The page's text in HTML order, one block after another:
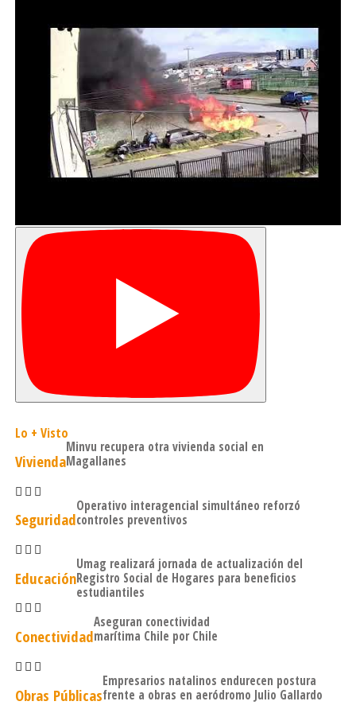
entre Hornillas y Manantiales beneficia con mayor
seguridad a cientos de vecinos residentes las
poblaciones “Cardenal Silva Henríquez”, “Lomas de
Manantial”, “Villa Split”, “Villa Suiza”, “Alto Magallanes”, y el
“El ovejero”, como así también al “Establecimiento de
Larga Estadía de Adulto Mayores (ELEAM)”, el jardín
infantil de Integra “Vientos de Sur” y la escuela de
lenguaje “Pasitos”, entre otros establecimientos
En materia de la obra, para el sector visitado, informaron
que se realiza un perfilamiento del cauce para mejorar la
capacidad hidráulica, junto con la instalación de muros de
hormigón y enrocados, evitando la socavación de los
taludes producto de las crecidas.
Además, desde el punto de vista paisajístico se
consideran veredas, hormigón estampado, mobiliario
urbano, juegos infantiles, luminarias y árboles.
Cabe destacar que la Dirección de Obras Hidráulicas del
Ministerio de Obras Públicas, se encuentra trabajando
igualmente en el desarrollo del mejoramiento del cauce
Chorrillo Magdalena, cuya licitación pública está
programada para diciembre de 2026.
Lo + Visto
Vivienda
Minvu recupera otra vivienda social en
Magallanes
Seguridad
Operativo interagencial simultáneo reforzó
controles preventivos
Educación
Umag realizará jornada de actualización del
Registro Social de Hogares para beneficios
estudiantiles
Conectividad
Aseguran conectividad
marítima Chile por Chile
Obras Públicas
Empresarios natalinos endurecen postura
frente a obras en aeródromo Julio Gallardo